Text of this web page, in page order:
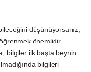
düşünüyorsanız,
önemlidir.
bilgiler ilk başta beynin
bilgileri